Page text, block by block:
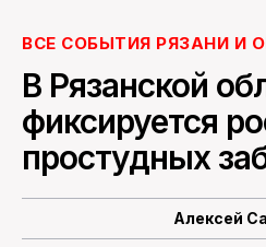
ВСЕ СОБЫТИЯ РЯЗАНИ И
В Рязанской
фиксируется
простудных
Алексей